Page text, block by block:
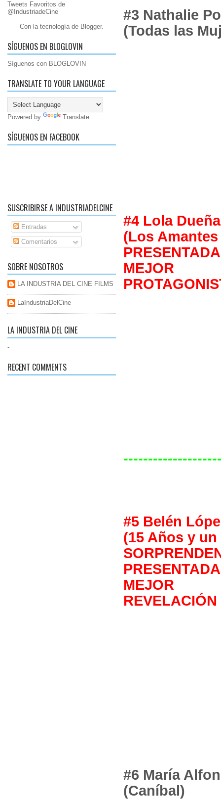
Tweets Favoritos de
@IndustriadeCine
Con la tecnología de Blogger.
SÍGUENOS EN BLOGLOVIN
Síguenos con BLOGLOVIN
TRANSLATE TO YOUR LANGUAGE
Powered by Translate
SÍGUENOS EN FACEBOOK
SUSCRIBIRSE A INDUSTRIADELCINE
Entradas
Comentarios
SOBRE NOSOTROS
LA INDUSTRIA DEL CINE FILMS
LaIndustriaDelCine
LA INDUSTRIA DEL CINE
-
RECENT COMMENTS
#3 Nathalie
(Todas las
#4 Lola
(Los
MEJOR
#5 Belén
(15 Años y un
MEJOR
REVELACIÓN
#6 María
(Caníbal)